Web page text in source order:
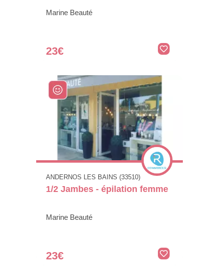
Marine Beauté
23€
ANDERNOS LES BAINS (33510)
1/2 Jambes - épilation femme
Marine Beauté
23€